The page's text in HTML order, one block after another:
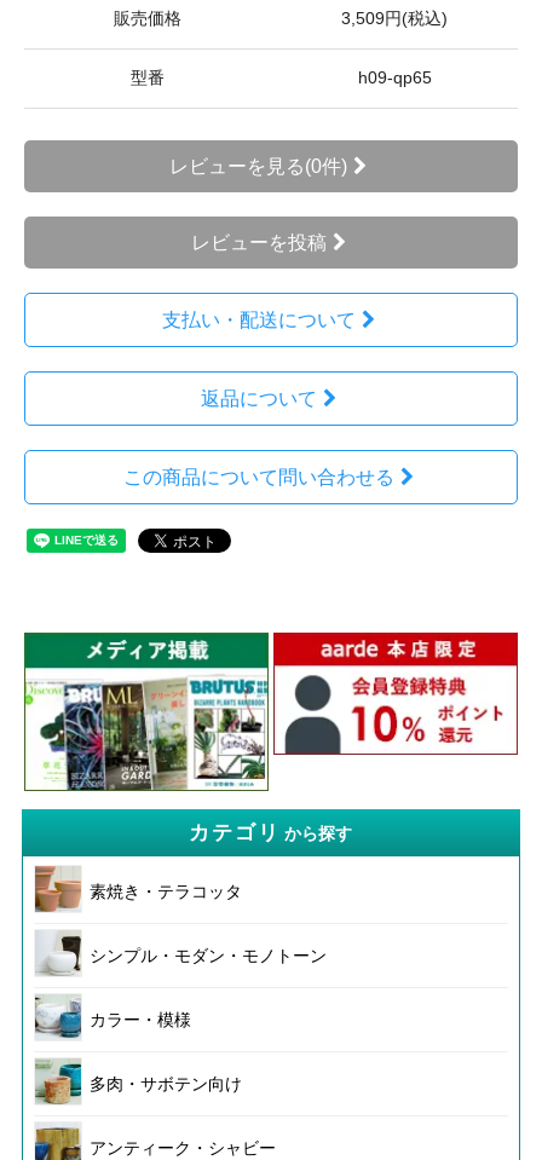
販売価格 3,509円(税込)
型番 h09-qp65
レビューを見る(0件)
レビューを投稿
支払い・配送について
返品について
この商品について問い合わせる
カテゴリ から探す
素焼き・テラコッタ
シンプル・モダン・モノトーン
カラー・模様
多肉・サボテン向け
アンティーク・シャビー